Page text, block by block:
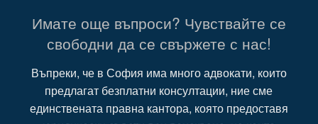
Имате още въпроси? Чувствайте се
свободни да се свържете с нас!
Въпреки, че в София има много адвокати, които
предлагат безплатни консултации, ние сме
единствената правна кантора, която предоставя